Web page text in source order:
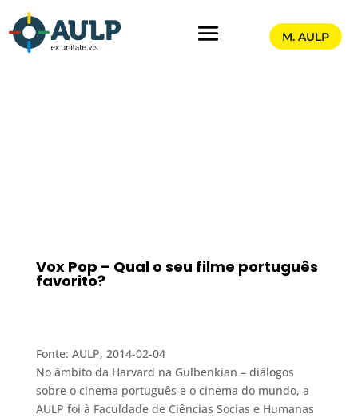
M. AULP
Vox Pop – Qual o seu filme português
favorito?
Fonte: AULP, 2014-02-04
No âmbito da Harvard na Gulbenkian – diálogos
sobre o cinema português e o cinema do mundo, a
AULP foi à Faculdade de Ciências Socias e Humanas